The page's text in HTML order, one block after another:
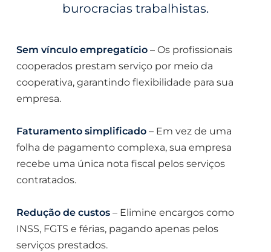
burocracias trabalhistas.
Sem vínculo empregatício– Os profissionais
cooperados prestam serviço por meio da
cooperativa, garantindo flexibilidade para sua
empresa.
Faturamento simplificado– Em vez de uma
folha de pagamento complexa, sua empresa
recebe uma única nota fiscal pelos serviços
contratados.
Redução de custos– Elimine encargos como
INSS, FGTS e férias, pagando apenas pelos
serviços prestados.